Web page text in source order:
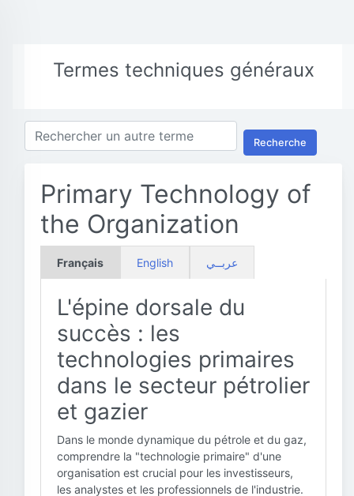
Termes techniques généraux
Recherche
Primary Technology of
the Organization
Français English عربــي
L'épine dorsale du
succès : les
technologies primaires
dans le secteur pétrolier
et gazier
Dans le monde dynamique du pétrole et du gaz,
comprendre la "technologie primaire" d'une
organisation est crucial pour les investisseurs,
les analystes et les professionnels de l'industrie.